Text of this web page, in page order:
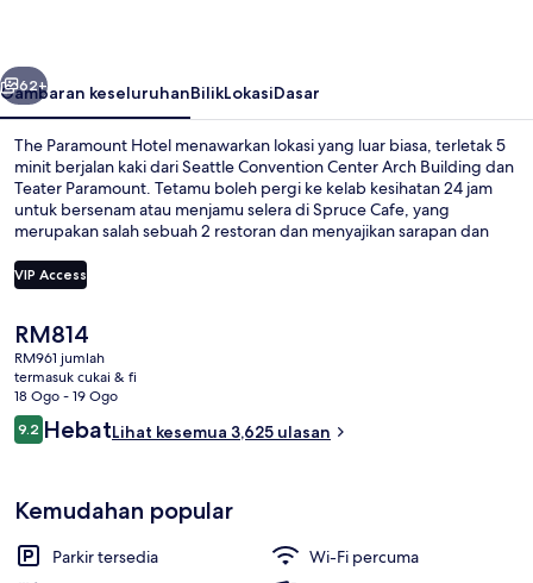
Seterusnya
62+
Gambaran keseluruhanBilikLokasiDasar
The Paramount Hotel menawarkan lokasi yang luar biasa, terletak 5
minit berjalan kaki dari Seattle Convention Center Arch Building dan
Teater Paramount. Tetamu boleh pergi ke kelab kesihatan 24 jam
untuk bersenam atau menjamu selera di Spruce Cafe, yang
merupakan salah sebuah 2 restoran dan menyajikan sarapan dan
sorotan lain. Katil yang selesa dan kakitangan mendapat pujian
daripada pengembara lain. Pengangkutan awam terletak
Ave Hub ialah 4 minit.
VIP Access
Harga
semasa
ialah
RM814
RM814
RM961 jumlah
termasuk cukai & fi
18 Ogo - 19 Ogo
Ulasan
9.29.2 daripada 10
HebatLihat kesemua 3,625 ulasan
Kemudahan popular
Parkir tersedia
Wi-Fi percuma